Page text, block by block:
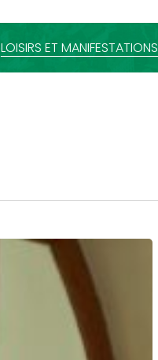
LOISIRS ET MANIFESTATIONS